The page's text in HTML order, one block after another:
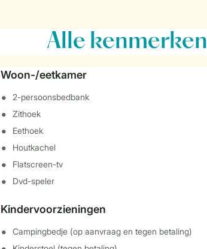
Alle kenmerken
Woon-/eetkamer
2-persoonsbedbank
Zithoek
Eethoek
Houtkachel
Flatscreen-tv
Dvd-speler
Kindervoorzieningen
Campingbedje (op aanvraag en tegen betaling)